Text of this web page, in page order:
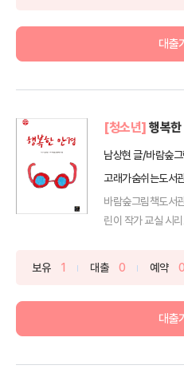
대출
[청소년] 행복한
남상현 글/바람숲
고래가숨쉬는도서
바람숲그림책도서
린이 작가 교실 시
보유 1 대출 0 예약 0
대출